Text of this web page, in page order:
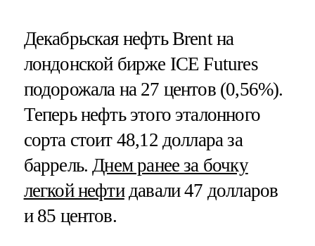
Декабрьская нефть Brent на
лондонской бирже ICE Futures
подорожала на 27 центов (0,56%).
Теперь нефть этого эталонного
сорта стоит 48,12 доллара за
баррель.Днем ранее за бочку
легкой нефтидавали 47 долларов
и 85 центов.